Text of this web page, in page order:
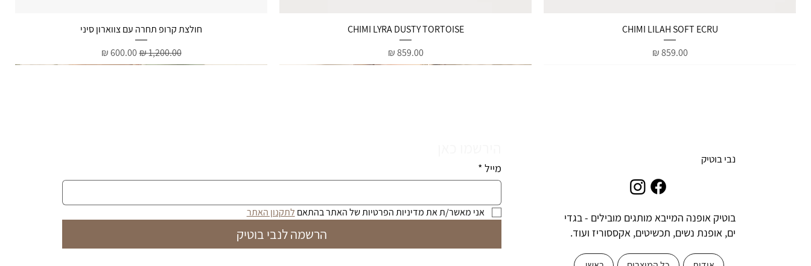
תצוגה מהירה
CHIMI LILAH SOFT ECRU
מחיר‏859.00 ‏₪
תצוגה מהירה
CHIMI LYRA DUSTY TORTOISE
מחיר‏859.00 ‏₪
תצוגה מהירה
חולצת קרופ תחרה עם צווארון סיני
מחיר רגיל‏1,200.00 ‏₪ מחיר מבצע‏600.00 ‏₪
נבי בוטיק
בוטיק אופנה המייבא מותגים מובילים - בגדי
ים, אופנת נשים, תכשיטים, אקססוריז ועוד.
מייל *
אני מאשר/ת את מדיניות הפרטיות של האתר בהתאם לתקנון האתר
הרשמה לנבי בוטיק